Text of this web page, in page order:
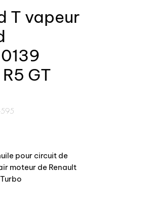
T vapeur
GT
595
pour circuit de
moteur de Renault
7705030139